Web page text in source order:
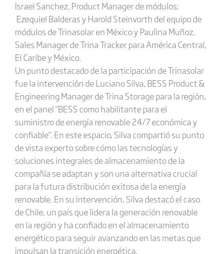
Israel Sanchez, Product Manager de módulos;
Ezequiel Balderas y Harold Steinvorth del equipo de
módulos de Trinasolar en México y Paulina Muñoz,
Sales Manager de Trina Tracker para América Central,
El Caribe y México.
Un punto destacado de la participación de Trinasolar
fue la intervención de Luciano Silva, BESS Product &
Engineering Manager de Trina Storage para la región,
en el panel "BESS como habilitante para el
suministro de energía renovable 24/7 económica y
confiable". En este espacio, Silva compartió su punto
de vista experto sobre cómo las tecnologías y
soluciones integrales de almacenamiento de la
compañía se adaptan y son una alternativa crucial
para la futura distribución exitosa de la energía
renovable. En su intervención, Silva destacó el caso
de Chile, un país que lidera la generación renovable
en la región y ha confiado en el almacenamiento
energético para seguir avanzando en las metas que
impulsan la transición energética.